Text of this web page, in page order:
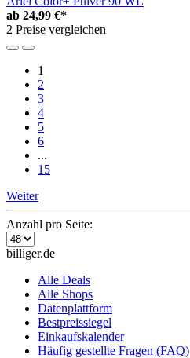
ab 24,99 €*
2 Preise vergleichen
1
2
3
4
5
6
...
15
Weiter
Anzahl pro Seite:
billiger.de
Alle Deals
Alle Shops
Datenplattform
Bestpreissiegel
Einkaufskalender
Häufig gestellte Fragen (FAQ)